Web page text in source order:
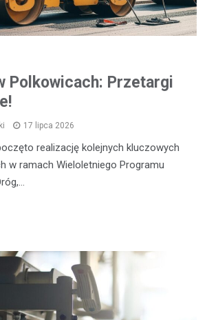
Polkowicach: Przetargi
17 lipca 2026
realizację kolejnych kluczowych
w ramach Wieloletniego Programu